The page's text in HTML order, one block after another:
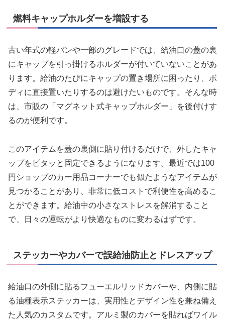
燃料キャップホルダーを増設する
古い年式の軽バンや一部のグレードでは、給油口の蓋の裏
にキャップを引っ掛けるホルダーが付いていないことがあ
ります。給油のたびにキャップの置き場所に困ったり、ボ
ディに直接置いたりするのは避けたいものです。そんな時
は、市販の「マグネット式キャップホルダー」を後付けす
るのが便利です。
このアイテムを蓋の裏側に貼り付けるだけで、外したキャ
ップをピタッと固定できるようになります。最近では100
円ショップのカー用品コーナーでも似たようなアイテムが
見つかることがあり、非常に低コストで利便性を高めるこ
とができます。給油中の小さなストレスを解消すること
で、日々の運転がより快適なものに変わるはずです。
ステッカーやカバーで誤給油防止とドレスアップ
給油口の外側に貼るフューエルリッドカバーや、内側に貼
る油種表示ステッカーは、実用性とデザイン性を兼ね備え
た人気のカスタムです。アルミ製のカバーを貼ればワイル